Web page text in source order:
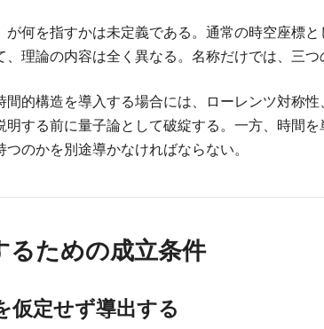
が何を指すかは未定義である。通常の時空座標
、理論の内容は全く異なる。名称だけでは、三
間的構造を導入する場合には、ローレンツ対称
する前に量子論として破綻する。一方、時間
のかを別途導かなければならない。
るための成立条件
仮定せず導出する